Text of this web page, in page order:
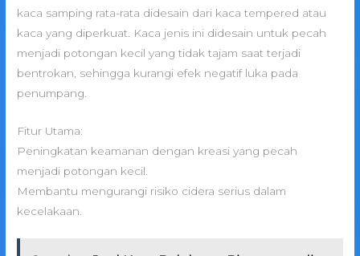
kaca samping rata-rata didesain dari kaca tempered atau
kaca yang diperkuat. Kaca jenis ini didesain untuk pecah
menjadi potongan kecil yang tidak tajam saat terjadi
bentrokan, sehingga kurangi efek negatif luka pada
penumpang.
Fitur Utama:
Peningkatan keamanan dengan kreasi yang pecah
menjadi potongan kecil.
Membantu mengurangi risiko cidera serius dalam
kecelakaan.